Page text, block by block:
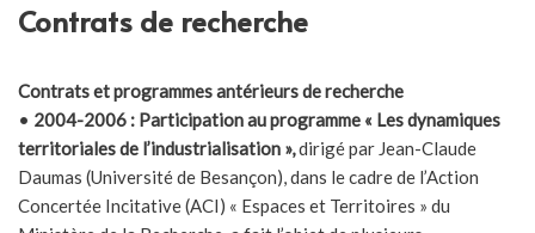
Contrats de recherche
Contrats et programmes antérieurs de recherche
• 2004-2006 : Participation au programme « Les dynamiques
territoriales de l’industrialisation »,dirigé par Jean-Claude
Daumas (Université de Besançon), dans le cadre de l’Action
Concertée Incitative (ACI) « Espaces et Territoires » du